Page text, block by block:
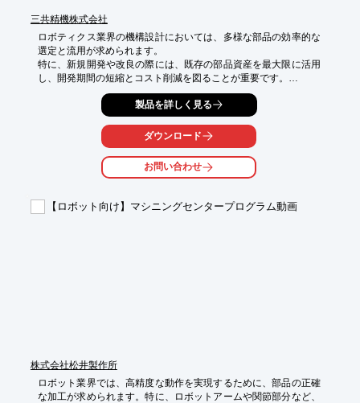
三共精機株式会社
ロボティクス業界の機構設計においては、多様な部品の効率的な
選定と流用が求められます。
特に、新規開発や改良の際には、既存の部品資産を最大限に活用
し、開発期間の短縮とコスト削減を図ることが重要です。
しかし、品番や図番が不明確な場合、過去の設計データから類似
部品を探し出す作業は時間を要し、設計者の負担となることがあ
また、部品の属人化は技術継承の課題にもつながります。
3D類似形状検索システムSS4Mは、AIが3DCADデータの形状を
基に類似部品を瞬時に検索することで、これらの課題を解決しま
【活用シーン】
・新規ロボットアーム開発における既存機構部品の検索
製品を詳しく見る
ダウンロード
お問い合わせ
【ロボット向け】マシニングセンタープログラム動画
株式会社松井製作所
ロボット業界では、高精度な動作を実現するために、部品の正確
な加工が求められます。特に、ロボットアームや関節部分など、